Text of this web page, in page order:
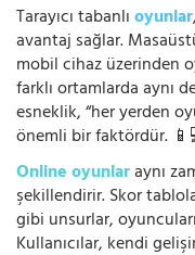
Tarayıcı tabanlıoyunlar
avantaj sağlar.
mobil cihaz üzerinden
farklı ortamlarda aynı
esneklik, “her yerden
önemli bir faktördür.
Online oyunlaraynı
şekillendirir. Skor
gibi unsurlar,
Kullanıcılar, kendi